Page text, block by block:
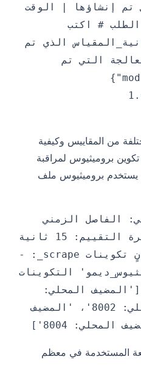
تم إنشاؤها | الوقت
# اكتب
الذي تم
التي تم
إنشاؤها {module= «pymo"}
من المقاييس وكيفية
تكوين بروميثيوس لمراقبة
يستخدم بروميثيوس ملف
الفاصل الزمني
للخردة: 15 ثانية فترة التقييم: 15 ثانية
مهلة الخردة: 10 ثوانٍ تكوينات scrape_: -
التكوينات
المحلي:
8001'، 'المضيف المحلي: 8002'، 'المضيف
المستخدمة في معظم